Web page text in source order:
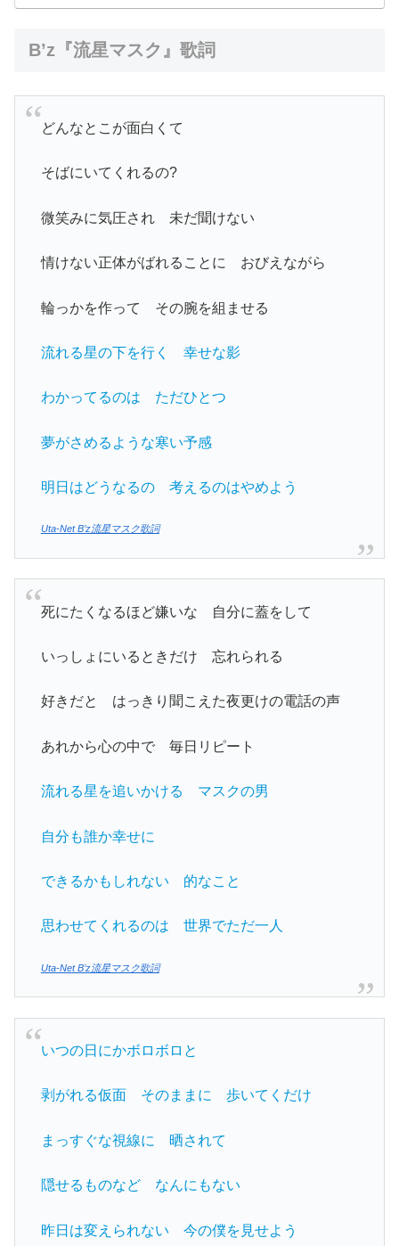
B’z『流星マスク』歌詞
どんなとこが面白くて
そばにいてくれるの?
微笑みに気圧され 未だ聞けない
情けない正体がばれることに おびえながら
輪っかを作って その腕を組ませる
流れる星の下を行く 幸せな影
わかってるのは ただひとつ
夢がさめるような寒い予感
明日はどうなるの 考えるのはやめよう
Uta-Net B’z流星マスク歌詞
死にたくなるほど嫌いな 自分に蓋をして
いっしょにいるときだけ 忘れられる
好きだと はっきり聞こえた夜更けの電話の声
あれから心の中で 毎日リピート
流れる星を追いかける マスクの男
自分も誰か幸せに
できるかもしれない 的なこと
思わせてくれるのは 世界でただ一人
Uta-Net B’z流星マスク歌詞
いつの日にかボロボロと
剥がれる仮面 そのままに 歩いてくだけ
まっすぐな視線に 晒されて
隠せるものなど なんにもない
昨日は変えられない 今の僕を見せよう